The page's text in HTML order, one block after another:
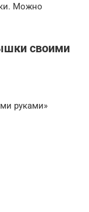
Можно
своими
руками»